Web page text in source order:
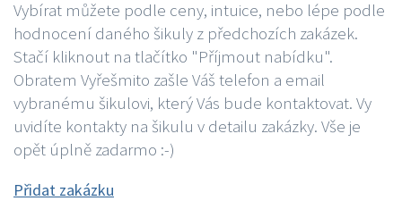
Vybírat můžete podle ceny, intuice, nebo lépe podle
hodnocení daného šikuly z předchozích zakázek.
Stačí kliknout na tlačítko "Příjmout nabídku".
Obratem Vyřešmito zašle Váš telefon a email
vybranému šikulovi, který Vás bude kontaktovat. Vy
uvidíte kontakty na šikulu v detailu zakázky. Vše je
opět úplně zadarmo :-)
Přidat zakázku